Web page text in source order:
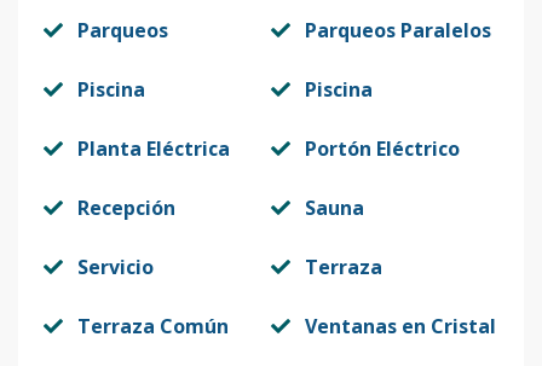
Parqueos Parqueos Paralelos
Piscina Piscina
Planta Eléctrica Portón Eléctrico
Recepción Sauna
Servicio Terraza
Terraza Común Ventanas en Cristal